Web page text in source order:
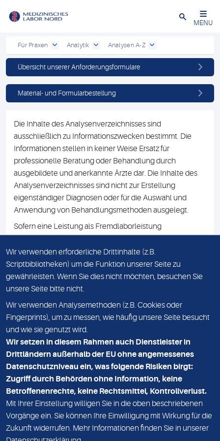
Schließen
MENU
Für Praxen Analytik Analysen A-Z
Übersicht unserer Anforderungsformulare
Material- und Formularbestellung
Die Inhalte des Analysenverzeichnisses sind
ausschließlich zu Informationszwecken bestimmt. Die
Informationen stellen in keiner Weise Ersatz für
professionelle Beratung oder Behandlung durch
ausgebildete und anerkannte Ärzte dar. Die Inhalte des
Analysenverzeichnisses sind nicht zur Erstellung
eigenständiger Diagnosen oder für die Auswahl und
Anwendung von Behandlungsmethoden ausgelegt.
Sofern eine Leistung als Fremdlaborleistung
Namen des Fremdlabors mit. Mit der Beauftragung der
Fremdlaborleistung erklären Sie sich mit dieser
Vereinbarung einverstanden.
DATENSCHUTZ
KONTAKT
NEWSLETTER
ADRESSE
MVZ Medizinisches Labor Nord MLN GmbH
Essener Straße 108
22419 Hamburg
Wir verwenden erforderliche Drittinhalte (z.B.
Scriptbibliotheken) um die Funktion unserer Seite zu
gewährleisten. Wenn Sie dies nicht möchten, besuchen Sie
unsere Seite bitte nicht.
Wir verwenden Analysemethoden (z.B. Cookies oder
Fingerprints), um zu messen, wie häufig unsere Seite besucht
und wie sie genutzt wird.
Wir setzen in diesem Rahmen auch Dienstleister in
Drittländern außerhalb der EU ohne angemessenes
Datenschutzniveau ein, was folgende Risiken birgt:
Zugriff durch Behörden ohne Information, keine
Betroffenenrechte, keine Rechtsmittel, Kontrollverlust.
Mit Ihrer Einstellung willigen Sie in die oben beschriebenen
Vorgänge ein. Sie können Ihre Einwilligung mit Wirkung für die
Zukunft widerrufen. Mehr Informationen finden Sie in unserer